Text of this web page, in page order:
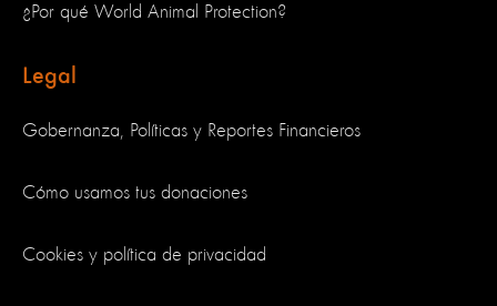
¿Por qué World Animal Protection?
Legal
Gobernanza, Políticas y Reportes Financieros
Cómo usamos tus donaciones
Cookies y política de privacidad